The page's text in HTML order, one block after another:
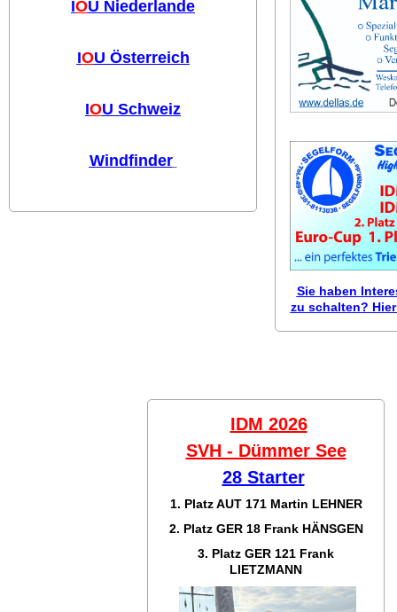
IOU Niederlande
IOU Österreich
IOU Schweiz
Windfinder
Sie haben
zu schalten?
IDM 2026
SVH - Dümmer See
28 Starter
1. Platz AUT 171 Martin LEHNER
2. Platz GER 18 Frank HÄNSGEN
3. Platz GER 121 Frank
LIETZMANN